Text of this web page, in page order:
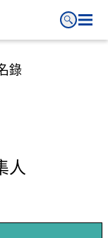
集人
錄
人